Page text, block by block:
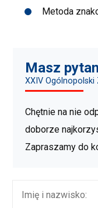
Metoda
Masz
XXIV Ogólnopolski
Chętnie na nie
doborze
Zapraszamy do